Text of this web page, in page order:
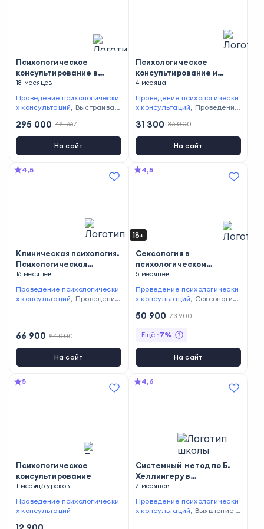
Психологическое
консультирование в
когнитивно-
поведенческом подходе
18 месяцев
Проведение психологически
х консультаций, Выстраиван
ащение эмоционального выг
орания,Выявление потребно
стей клиентов,Работа со стр
ессом
295 000 491 667
На сайт
Психологическое
консультирование и
психодиагностика
4 месяца
Проведение психологически
х консультаций, Проведение
31 300 36 000
На сайт
4,5
Клиническая психология.
Психологическая
диагностика и
психотерапия в
клинической и
специализацией в
психологии
экстремальных ситуаций
16 месяцев
Проведение психологически
х консультаций, Проведение
екта
66 900 97 000
На сайт
4,5
18+
Сексология в
психологическом
консультировании
5 месяцев
Проведение психологически
х консультаций, Сексологич
50 900 73 900
Ещё -7%
На сайт
5
Психологическое
консультирование
1 месяц5 уроков
Проведение психологически
х консультаций
4,6
Системный метод по Б.
Хеллингеру в
индивидуальном и
групповом
психологическом
7 месяцев
Проведение психологически
х консультаций, Выявление п